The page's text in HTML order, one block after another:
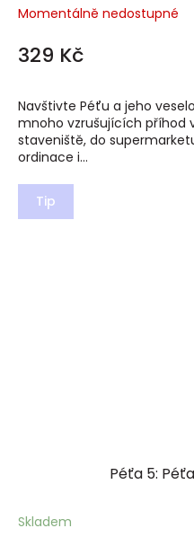
Momentálně nedostupné
329 Kč
Navštivte Péťu a jeho
mnoho vzrušujících příhod
staveniště, do
ordinace i...
Tip
Péťa 5:
Skladem